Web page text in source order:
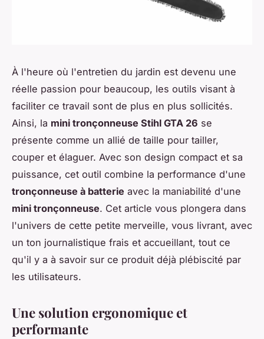
À l'heure où l'entretien du jardin est devenu une
réelle passion pour beaucoup, les outils visant à
faciliter ce travail sont de plus en plus sollicités.
Ainsi, la mini tronçonneuse Stihl GTA 26 se
présente comme un allié de taille pour tailler,
couper et élaguer. Avec son design compact et sa
puissance, cet outil combine la performance d'une
tronçonneuse à batterie avec la maniabilité d'une
mini tronçonneuse. Cet article vous plongera dans
l'univers de cette petite merveille, vous livrant, avec
un ton journalistique frais et accueillant, tout ce
qu'il y a à savoir sur ce produit déjà plébiscité par
les utilisateurs.
Une solution ergonomique et
performante